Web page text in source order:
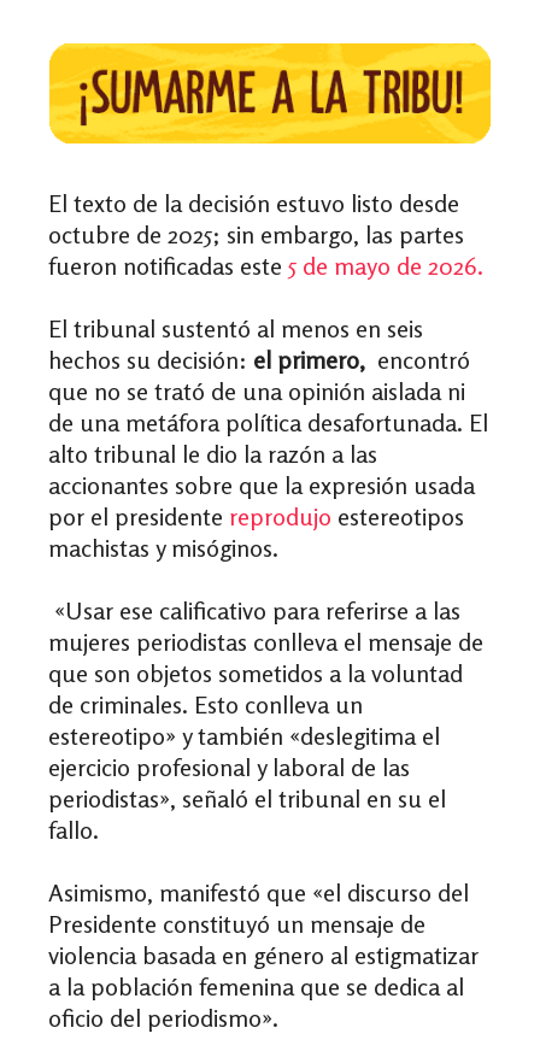
El texto de la decisión estuvo listo desde
octubre de 2025; sin embargo, las partes
fueron notificadas este 5 de mayo de 2026.
El tribunal sustentó al menos en seis
hechos su decisión: el primero, encontró
que no se trató de una opinión aislada ni
de una metáfora política desafortunada. El
alto tribunal le dio la razón a las
accionantes sobre que la expresión usada
por el presidente reprodujo estereotipos
machistas y misóginos.
«Usar ese calificativo para referirse a las
mujeres periodistas conlleva el mensaje de
que son objetos sometidos a la voluntad
de criminales. Esto conlleva un
estereotipo» y también «deslegitima el
ejercicio profesional y laboral de las
periodistas», señaló el tribunal en su el
fallo.
Asimismo, manifestó que «el discurso del
Presidente constituyó un mensaje de
violencia basada en género al estigmatizar
a la población femenina que se dedica al
oficio del periodismo».